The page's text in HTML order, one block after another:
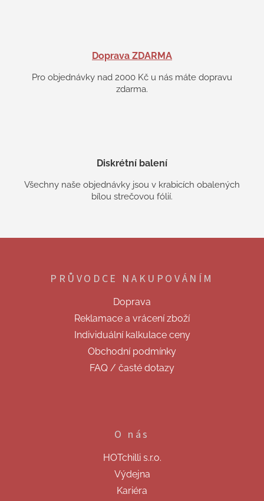
Doprava ZDARMA
Pro objednávky nad 2000 Kč u nás máte dopravu
zdarma.
Diskrétní balení
Všechny naše objednávky jsou v krabicích obalených
bílou strečovou fólií.
PRŮVODCE NAKUPOVÁNÍM
Doprava
Reklamace a vrácení zboží
Individuální kalkulace ceny
Obchodní podmínky
FAQ / časté dotazy
O nás
HOTchilli s.r.o.
Výdejna
Kariéra